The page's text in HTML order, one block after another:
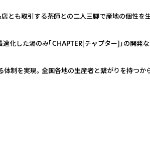
とも取引する茶師との二人三脚で産地の個性を
した湯のみ「CHAPTER[チャプター]」の開発
制を実現。 全国各地の生産者と繋がりを持つ